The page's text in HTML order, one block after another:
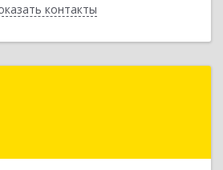
контакты
Назад
обл, Великие Луки г,